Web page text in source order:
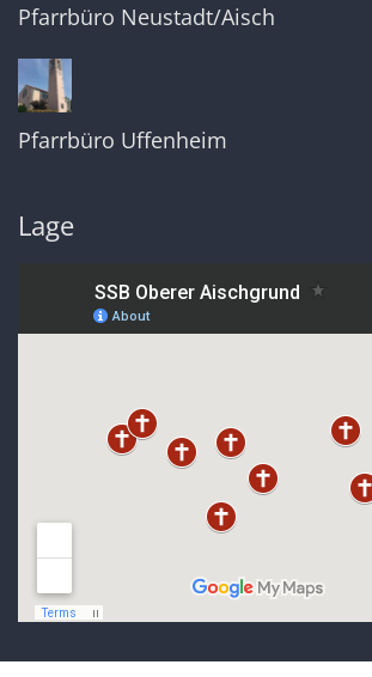
Pfarrbüro Neustadt/Aisch
Pfarrbüro Uffenheim
Lage